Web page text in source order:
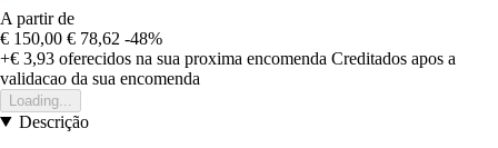
A partir de
€ 150,00 € 78,62 -48%
+€ 3,93 oferecidos na sua proxima encomenda Creditados apos a
validacao da sua encomenda
Loading...
Descrição